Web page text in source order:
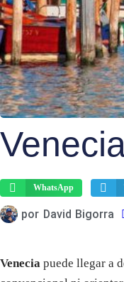
WhatsApp
por David Bigorra
Venecia puede llegar a